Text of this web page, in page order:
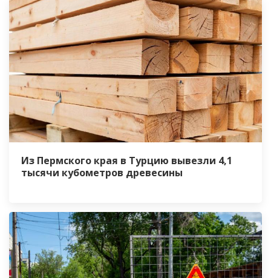
Из Пермского края в Турцию вывезли 4,1
тысячи кубометров древесины